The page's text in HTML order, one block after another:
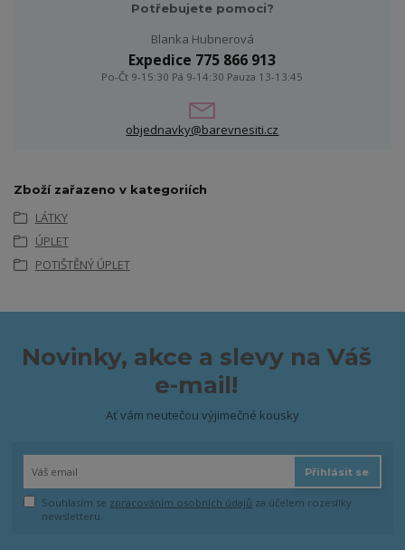
Potřebujete pomoci?
Blanka Hubnerová
Expedice 775 866 913
Po-Čt 9-15:30 Pá 9-14:30 Pauza 13-13:45
objednavky@barevnesiti.cz
Zboží zařazeno v kategoriích
LÁTKY
ÚPLET
POTIŠTĚNÝ ÚPLET
Novinky, akce a slevy na Váš
e-mail!
Ať vám neutečou výjimečné kousky
Přihlásit se
Souhlasím se zpracováním osobních údajů za účelem rozesílky
newsletteru.